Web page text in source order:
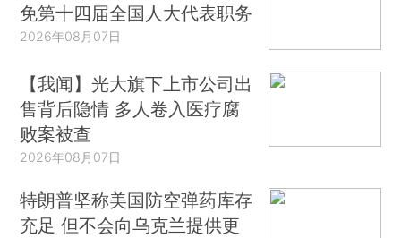
免第十四届全国人大代表职务
2026年08月07日
【我闻】光大旗下上市公司出
售背后隐情 多人卷入医疗腐
败案被查
2026年08月07日
特朗普坚称美国防空弹药库存
充足 但不会向乌克兰提供更